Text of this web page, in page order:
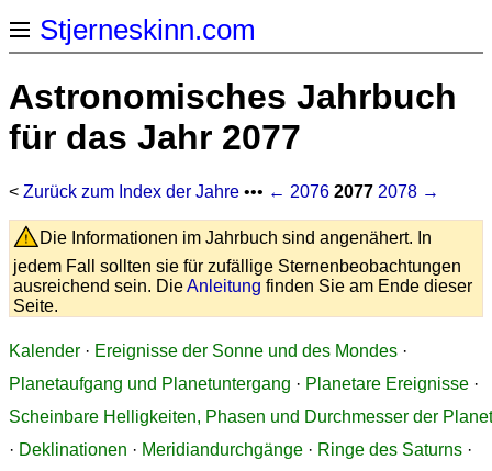
Stjerneskinn.com
Astronomisches Jahrbuch
für das Jahr 2077
< Zurück zum Index der Jahre ••• ← 2076 2077 2078 →
Die Informationen im Jahrbuch sind angenähert. In
jedem Fall sollten sie für zufällige Sternenbeobachtungen
ausreichend sein. DieAnleitung finden Sie am Ende dieser
Seite.
Kalender · Ereignisse der Sonne und des Mondes ·
Planetaufgang und Planetuntergang · Planetare Ereignisse ·
Scheinbare Helligkeiten, Phasen und Durchmesser der
· Deklinationen · Meridiandurchgänge · Ringe des Saturns ·